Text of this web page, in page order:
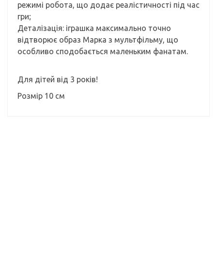
режимі робота, що додає реалістичності під час
гри;
Деталізація: іграшка максимально точно
відтворює образ Марка з мультфільму, що
особливо сподобається маленьким фанатам.
Для дітей від 3 років!
Розмір 10 см